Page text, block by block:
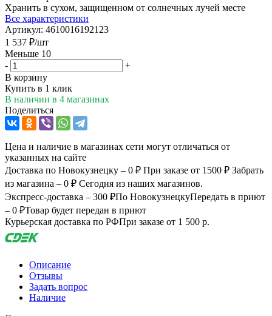
Хранить в сухом, защищенном от солнечных лучей месте
Все характеристики
Артикул: 4610016192123
1 537 ₽/шт
Меньше 10
-
+
В корзину
Купить в 1 клик
В наличии в 4 магазинах
Поделиться
Цена и наличие в магазинах сети могут отличаться от
указанных на сайте
Доставка по Новокузнецку – 0 ₽ При заказе от 1500 ₽ Забрать
из магазина – 0 ₽ Сегодня из наших магазинов.
Экспресс-доставка – 300 ₽По НовокузнецкуПередать в приют
– 0 ₽Товар будет передан в приют
Курьерская доставка по РФПри заказе от 1 500 р.
Описание
Отзывы
Задать вопрос
Наличие